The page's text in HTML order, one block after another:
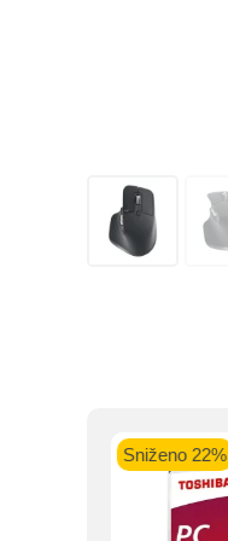
Sniženo 22%